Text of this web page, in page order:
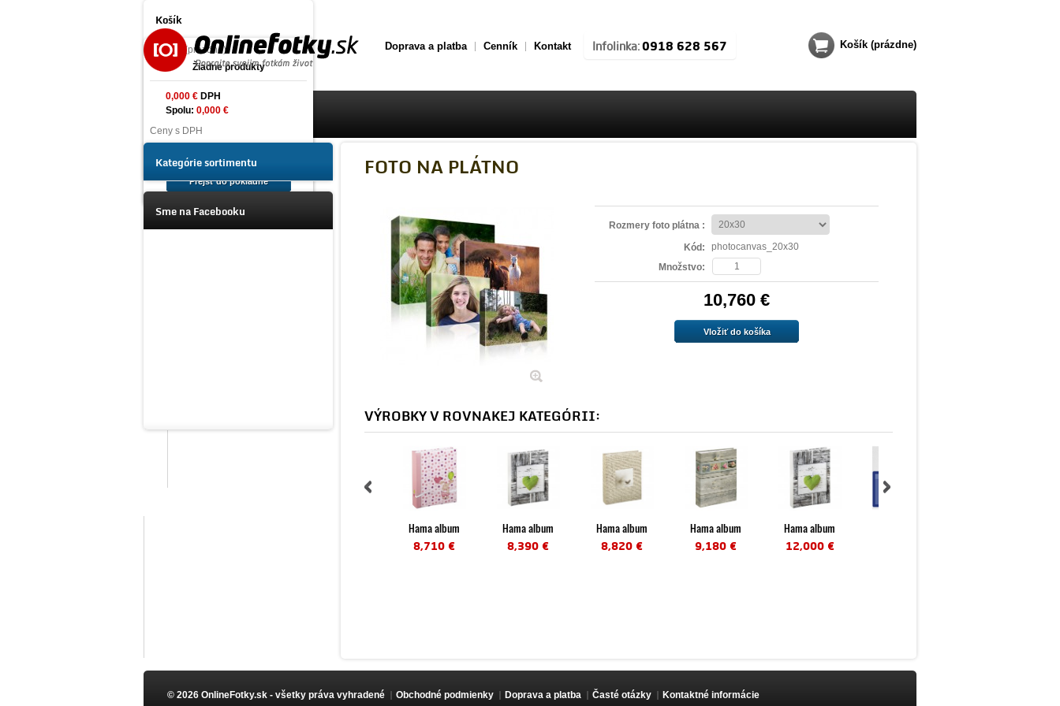
Doprava a platba Cenník Kontakt Infolinka:0918 628 567 Košík (prázdne)
Košík
produkt
(prázdne)
Žiadne produkty
0,000 € DPH
Spolu: 0,000 €
Ceny s DPH
Košík
Prejsť do pokladne
Úvod
Tlač fotografií online
Foto na plátno Prémium
Kategórie sortimentu
Sme na Facebooku
FOTO NA PLÁTNO
Rozmery foto plátna :
Kód:
photocanvas_20x30
Množstvo:
10,760 €
VÝROBKY V ROVNAKEJ KATEGÓRII:
Hama album
memo...
8,710 €
Hama album
memo...
8,390 €
Hama album
memo...
8,820 €
Hama album
memo...
9,180 €
Hama album
memo...
12,000 €
© 2026 OnlineFotky.sk - všetky práva vyhradené Obchodné podmienky Doprava a platba Časté otázky Kontaktné informácie